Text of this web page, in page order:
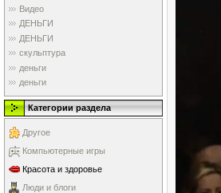
Видео
ДЕНЬГИ
ДЕНЬГИ
скульптура
деньги
деньги
Категории раздела
Другое
Компьютерные игры
Красота и здоровье
Люди и блоги